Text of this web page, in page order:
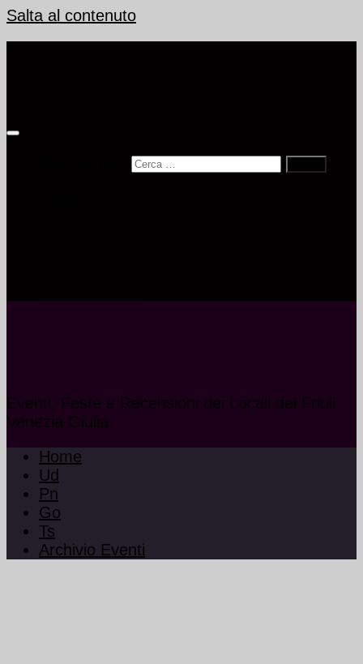
Salta al contenuto
Eventi, Feste e Recensioni dei Locali del Friuli
Venezia Giulia
Home
Ud
Pn
Go
Ts
Archivio Eventi